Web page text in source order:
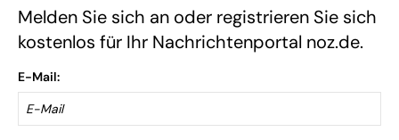
Melden Sie sich an oder registrieren Sie sich
kostenlos für Ihr Nachrichtenportal noz.de.
E-Mail